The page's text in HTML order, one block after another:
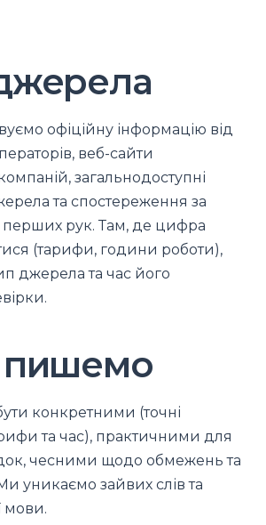
офіційну інформацію від
веб-сайти
загальнодоступні
та спостереження за
рук. Там, де цифра
(тарифи, години роботи),
джерела та час його
конкретними (точні
та час), практичними для
чесними щодо обмежень та
уникаємо зайвих слів та
мови.